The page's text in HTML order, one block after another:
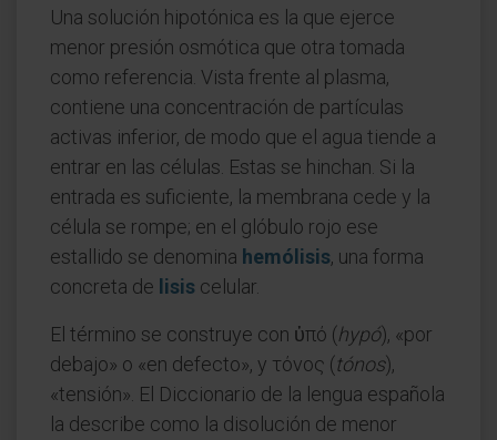
Una solución hipotónica es la que ejerce
menor presión osmótica que otra tomada
como referencia. Vista frente al plasma,
contiene una concentración de partículas
activas inferior, de modo que el agua tiende a
entrar en las células. Estas se hinchan. Si la
entrada es suficiente, la membrana cede y la
célula se rompe; en el glóbulo rojo ese
estallido se denomina hemólisis, una forma
concreta de lisis celular.
El término se construye con ὑπό (hypó), «por
debajo» o «en defecto», y τόνος (tónos),
«tensión». El Diccionario de la lengua española
la describe como la disolución de menor